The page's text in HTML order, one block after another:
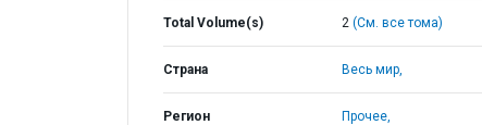
Total Volume(s) 2 (См. все тома)
Страна Весь мир,
Регион Прочее,